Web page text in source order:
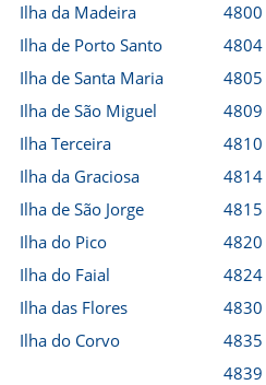
Ilha da Madeira
Ilha de Porto Santo
Ilha de Santa Maria
Ilha de São Miguel
Ilha Terceira
Ilha da Graciosa
Ilha de São Jorge
Ilha do Pico
Ilha do Faial
Ilha das Flores
Ilha do Corvo
4800
4804
4805
4809
4810
4814
4815
4820
4824
4830
4835
4839